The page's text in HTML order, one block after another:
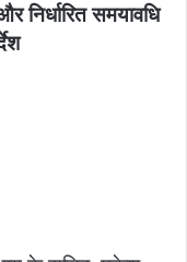
निर्धारित समयावधि